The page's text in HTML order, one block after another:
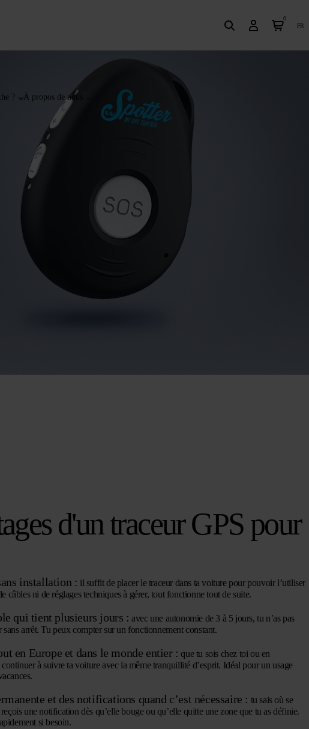
? À propos de nous
0
fr
d'un traceur GPS pour
installation : il suffit de placer le traceur dans ta voiture pour pouvoir l’utiliser
câbles ni de réglages techniques à gérer, tout fonctionne tout de suite.
qui tient plusieurs jours : avec une autonomie de 3 à 5 jours, tu n’as pas
sans arrêt. Tu peux compter sur un fonctionnement constant.
en Europe et dans le monde entier : que tu sois chez toi ou en
à suivre ta voiture avec la même tranquillité d’esprit. Idéal pour un usage
et des notifications quand c’est nécessaire : tu sais où se
une notification dès qu’elle bouge ou qu’elle quitte une zone que tu as définie.
si besoin.